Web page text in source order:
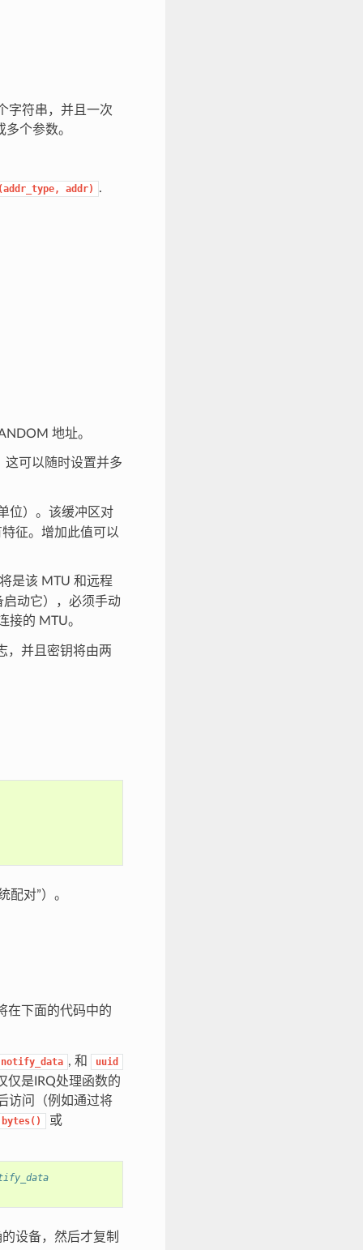
字符串，并且一次
个参数。
(addr_type, addr) .
地址。
这可以随时设置并多
位）。该缓冲区对
征。增加此值可以
是该 MTU 和远程
动它），必须手动
接的 MTU。
，并且密钥将由两
配对”）。
在下面的代码中的
notify_data , 和 uuid
仅是IRQ处理函数的
访问（例如通过将
bytes() 或
设备，然后才复制